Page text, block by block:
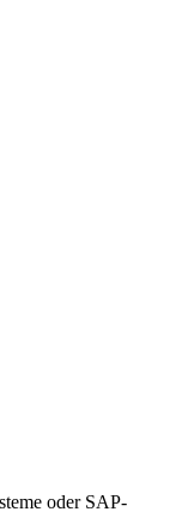
oder SAP-